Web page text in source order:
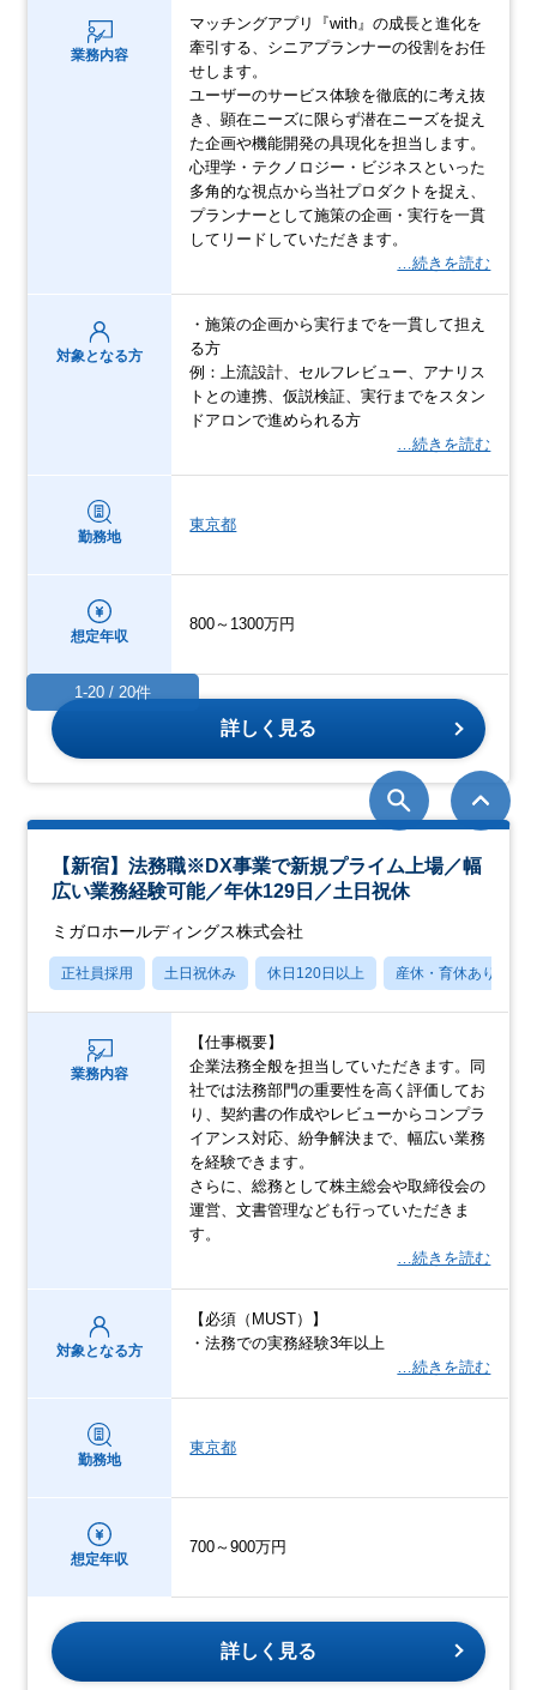
業務内容
マッチングアプリ『with』の成長と進化を
牽引する、シニアプランナーの役割をお任
せします。
ユーザーのサービス体験を徹底的に考え抜
き、顕在ニーズに限らず潜在ニーズを捉え
た企画や機能開発の具現化を担当します。
心理学・テクノロジー・ビジネスといった
多角的な視点から当社プロダクトを捉え、
プランナーとして施策の企画・実行を一貫
してリードしていただきます。
…続きを読む
対象となる方
・施策の企画から実行までを一貫して担え
る方
例：上流設計、セルフレビュー、アナリス
トとの連携、仮説検証、実行までをスタン
ドアロンで進められる方
…続きを読む
勤務地
東京都
想定年収
800～1300万円
詳しく見る
【新宿】法務職※DX事業で新規プライム上場／幅
広い業務経験可能／年休129日／土日祝休
ミガロホールディングス株式会社
正社員採用 土日祝休み 休日120日以上 産休・育休あり
業務内容
【仕事概要】
企業法務全般を担当していただきます。同
社では法務部門の重要性を高く評価してお
り、契約書の作成やレビューからコンプラ
イアンス対応、紛争解決まで、幅広い業務
を経験できます。
さらに、総務として株主総会や取締役会の
運営、文書管理なども行っていただきま
す。
…続きを読む
対象となる方
【必須（MUST）】
・法務での実務経験3年以上
…続きを読む
勤務地
東京都
想定年収
700～900万円
詳しく見る
1-20 / 20件